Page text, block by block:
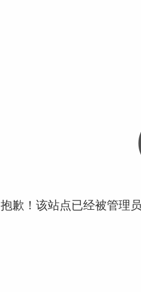
抱歉！该站点已经被管理